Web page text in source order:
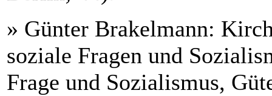
» Günter Brakelmann:
soziale Fragen und
Frage und Sozialismus,